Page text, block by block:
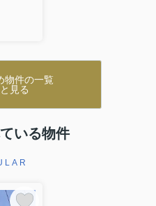
販売
プレミスト金沢香林坊」
入相談は弊社にご相談く
物件の一覧
見る
いる物件